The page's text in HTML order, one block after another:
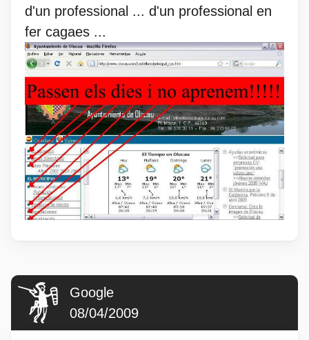
d'un professional ... d'un professional en
fer cagaes ...
Google
08/04/2009